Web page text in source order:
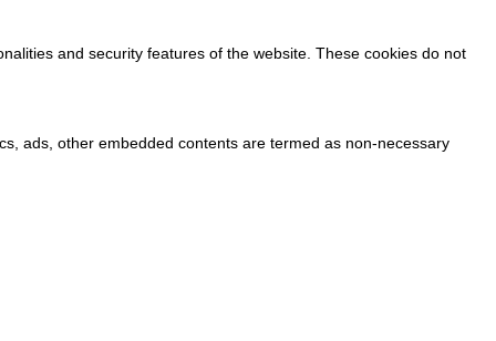
and security features of the website. These cookies do not
ads, other embedded contents are termed as non-necessary